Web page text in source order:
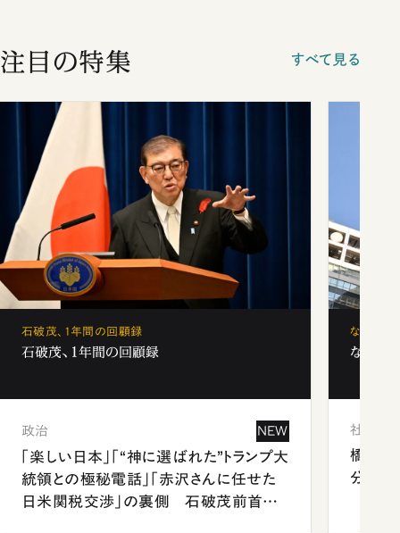
注目の特集 すべて見る
石破茂、1年間の回顧録
石破茂、1年間の回顧録
政治 NEW
「楽しい日本」「“神に選ばれた”トランプ大
統領との極秘電話」「赤沢さんに任せた
日米関税交渉」の裏側 石破茂前首相
なぜ「フ
なぜ「
社会
橋本愛
分 佐